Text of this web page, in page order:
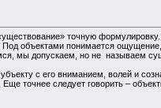
точную формулировку.
объектами понимается
мы допускаем, но не называем
с его вниманием, волей и
точнее следует говорить –